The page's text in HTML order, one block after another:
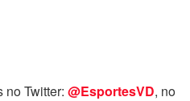
Twitter: @EsportesVD, no